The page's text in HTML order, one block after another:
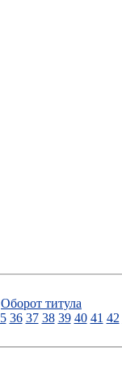
Оборот титула
36 37 38 39 40 41 42